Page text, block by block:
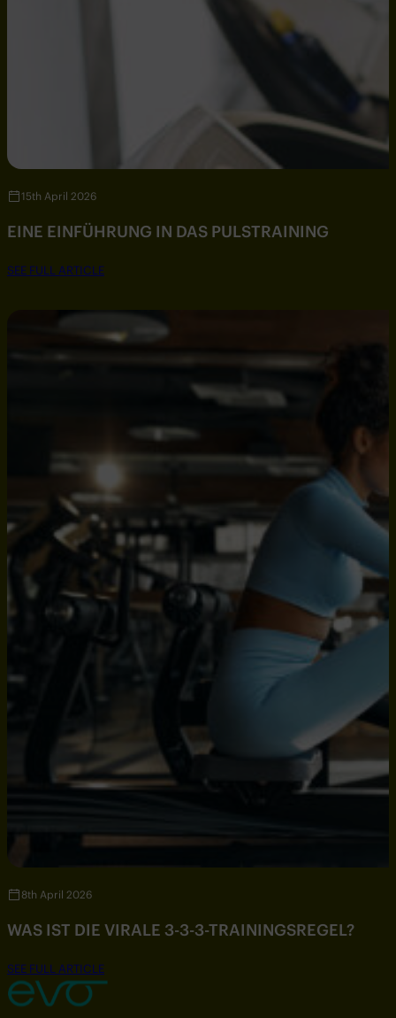
15th April 2026
EINE EINFÜHRUNG IN DAS PULSTRAINING
SEE FULL ARTICLE
8th April 2026
WAS IST DIE VIRALE 3-3-3-TRAININGSREGEL?
SEE FULL ARTICLE